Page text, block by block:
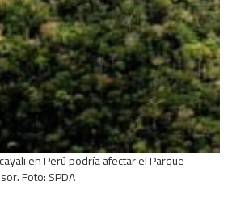
en Perú podría afectar el Parque
Foto: SPDA